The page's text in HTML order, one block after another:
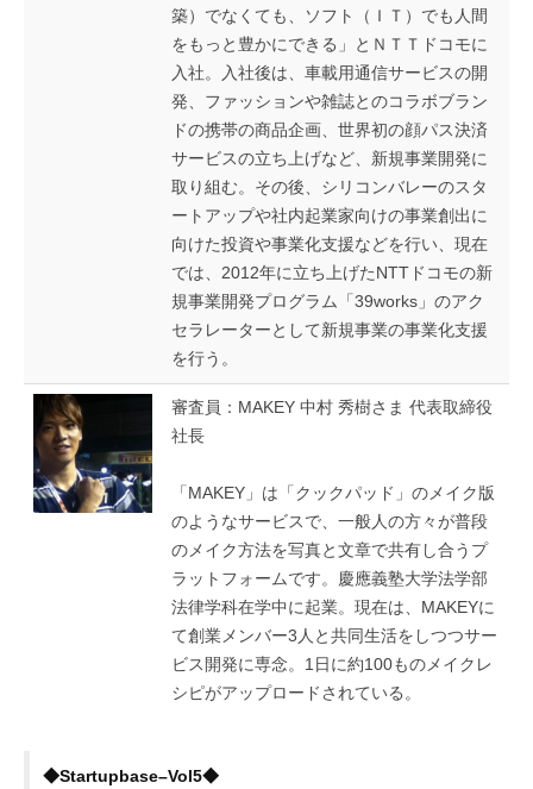
築）でなくても、ソフト（ＩＴ）でも人間
をもっと豊かにできる」とＮＴＴドコモに
入社。入社後は、車載用通信サービスの開
発、ファッションや雑誌とのコラボブラン
ドの携帯の商品企画、世界初の顔パス決済
サービスの立ち上げなど、新規事業開発に
取り組む。その後、シリコンバレーのスタ
ートアップや社内起業家向けの事業創出に
向けた投資や事業化支援などを行い、現在
では、2012年に立ち上げたNTTドコモの新
規事業開発プログラム「39works」のアク
セラレーターとして新規事業の事業化支援
を行う。
審査員：MAKEY 中村 秀樹さま 代表取締役
社長
「MAKEY」は「クックパッド」のメイク版
のようなサービスで、一般人の方々が普段
のメイク方法を写真と文章で共有し合うプ
ラットフォームです。慶應義塾大学法学部
法律学科在学中に起業。現在は、MAKEYに
て創業メンバー3人と共同生活をしつつサー
ビス開発に専念。1日に約100ものメイクレ
シピがアップロードされている。
◆Startupbase–Vol5◆